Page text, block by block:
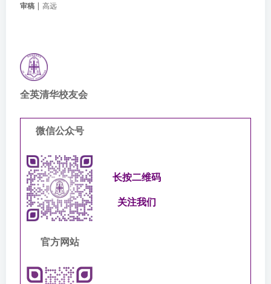
审稿 | 高远
全英清华校友会
微信公众号
长按二维码
关注我们
官方网站